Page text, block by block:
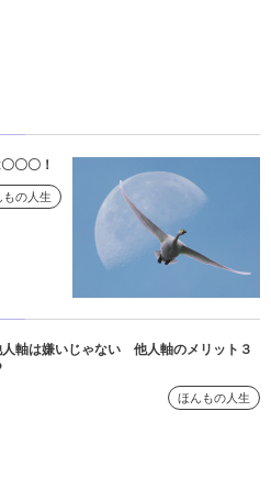
〇〇！
もの人生
人軸は嫌いじゃない 他人軸のメリット３
ほんもの人生